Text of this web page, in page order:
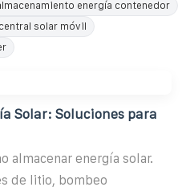
energía contenedor
central solar móvil
Solar: Soluciones para
almacenar energía solar.
de litio, bombeo